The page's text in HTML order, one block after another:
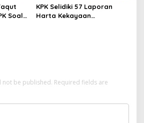
Soal
KPK Selidiki 57 Laporan
Harta Kekayaan
not be published. Required fields are